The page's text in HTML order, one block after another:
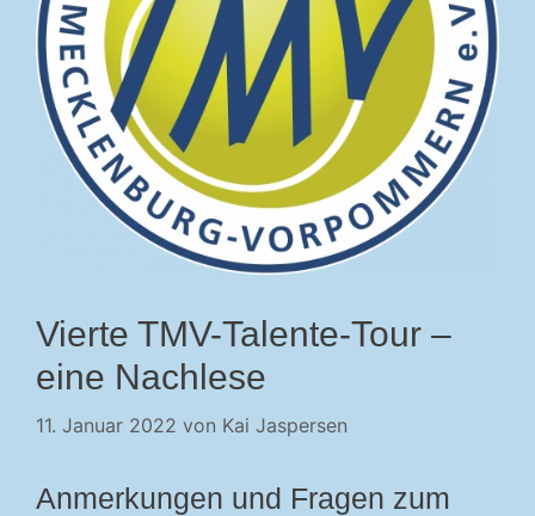
Vierte TMV-Talente-Tour –
eine Nachlese
11. Januar 2022 von Kai Jaspersen
Anmerkungen und Fragen zum